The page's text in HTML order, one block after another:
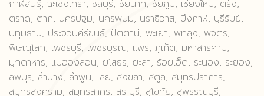
กาฬสินธุ์, ฉะเชิงเทรา, ชลบุรี, ชัยนาท, ชัยภูมิ, เชียงใหม่, ตรัง,
ตราด, ตาก, นครปฐม, นครพนม, นราธิวาส, บึงกาฬ, บุรีรัมย์,
ปทุมธานี, ประจวบคีรีขันธ์, ปัตตานี, พะเยา, พัทลุง, พิจิตร,
พิษณุโลก, เพชรบุรี, เพชรบูรณ์, แพร่, ภูเก็ต, มหาสารคาม,
มุกดาหาร, แม่ฮ่องสอน, ยโสธร, ยะลา, ร้อยเอ็ด, ระนอง, ระยอง,
ลพบุรี, ลำปาง, ลำพูน, เลย, สงขลา, สตูล, สมุทรปราการ,
สมุทรสงคราม, สมุทรสาคร, สระบุรี, สุโขทัย, สุพรรณบุรี,